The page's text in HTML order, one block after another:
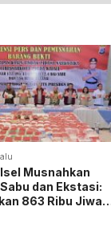
Musnahkan
dan Ekstasi:
863 Ribu Jiwa